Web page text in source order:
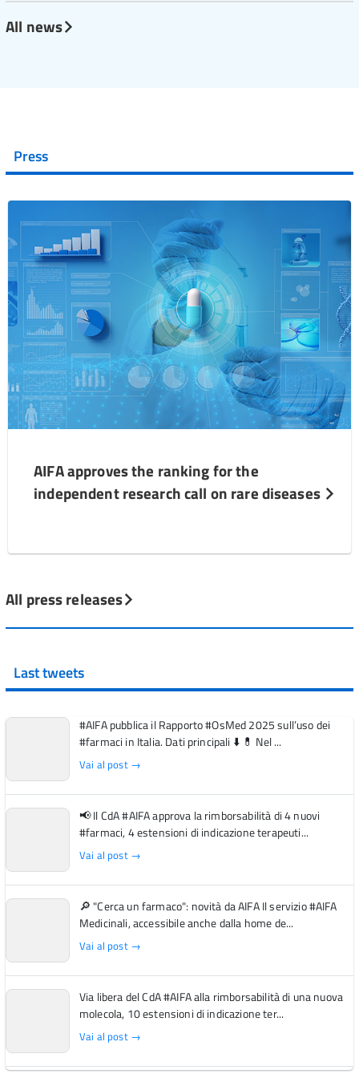
All news
Press
AIFA approves the ranking for the
independent research call on rare diseases
All press releases
Last tweets
#AIFA pubblica il Rapporto #OsMed 2025 sull’uso dei
#farmaci in Italia. Dati principali ⬇️ 💊 Nel ...
Vai al post →
📢 Il CdA #AIFA approva la rimborsabilità di 4 nuovi
#farmaci, 4 estensioni di indicazione terapeuti...
Vai al post →
🔎 "Cerca un farmaco": novità da AIFA Il servizio #AIFA
Medicinali, accessibile anche dalla home de...
Vai al post →
Via libera del CdA #AIFA alla rimborsabilità di una nuova
molecola, 10 estensioni di indicazione ter...
Vai al post →